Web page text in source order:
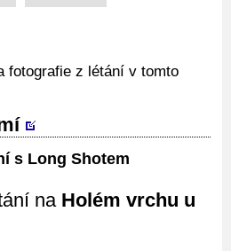
fotografie z létání v tomto
s Long Shotem
na Holém vrchu u